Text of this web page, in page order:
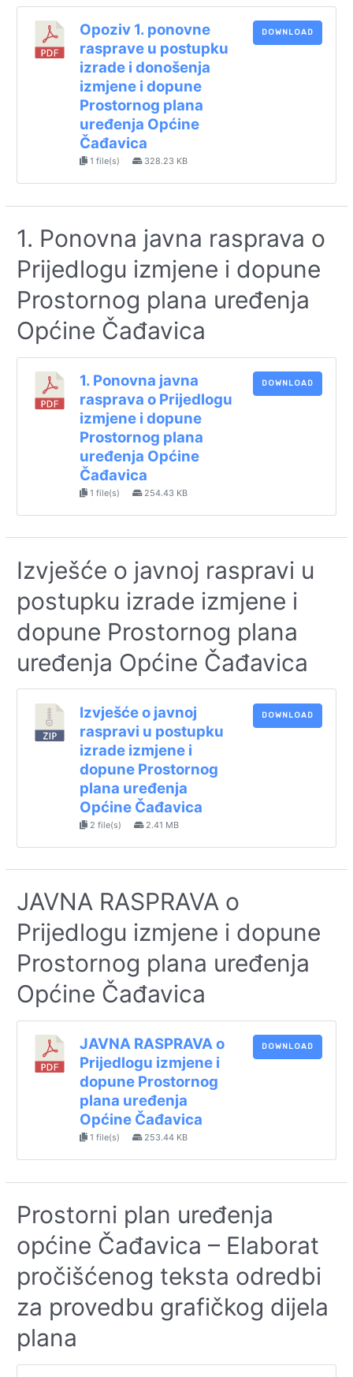
Opoziv 1. ponovne
rasprave u postupku
izrade i donošenja
izmjene i dopune
Prostornog plana
uređenja Općine
Čađavica
1 file(s) 328.23 KB
DOWNLOAD
1. Ponovna javna rasprava o
Prijedlogu izmjene i dopune
Prostornog plana uređenja
Općine Čađavica
1. Ponovna javna
rasprava o Prijedlogu
izmjene i dopune
Prostornog plana
uređenja Općine
Čađavica
1 file(s) 254.43 KB
DOWNLOAD
Izvješće o javnoj raspravi u
postupku izrade izmjene i
dopune Prostornog plana
uređenja Općine Čađavica
Izvješće o javnoj
raspravi u postupku
izrade izmjene i
dopune Prostornog
plana uređenja
Općine Čađavica
2 file(s) 2.41 MB
DOWNLOAD
JAVNA RASPRAVA o
Prijedlogu izmjene i dopune
Prostornog plana uređenja
Općine Čađavica
JAVNA RASPRAVA o
Prijedlogu izmjene i
dopune Prostornog
plana uređenja
Općine Čađavica
1 file(s) 253.44 KB
DOWNLOAD
Prostorni plan uređenja
općine Čađavica – Elaborat
pročišćenog teksta odredbi
za provedbu grafičkog dijela
plana